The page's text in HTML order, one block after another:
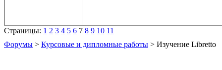
Страницы: 1 2 3 4 5 6 7 8 9 10 11
Форумы > Курсовые и дипломные работы > Изучение Libretto